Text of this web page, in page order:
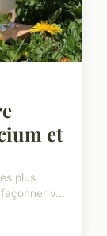
et
plus
v...